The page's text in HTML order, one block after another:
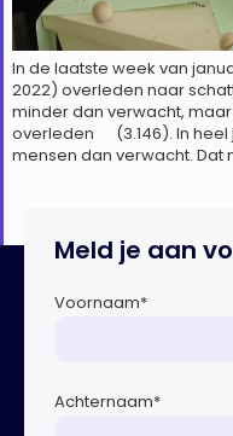
In de laatste week van
2022) overleden naar
minder dan verwacht,
overleden (3.146). In heel
mensen dan verwacht. Dat
Meld je aan
Voornaam*
Achternaam*